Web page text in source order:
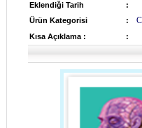
Eklendiği Tarih
:
Ürün Kategorisi
:
Kısa Açıklama : :